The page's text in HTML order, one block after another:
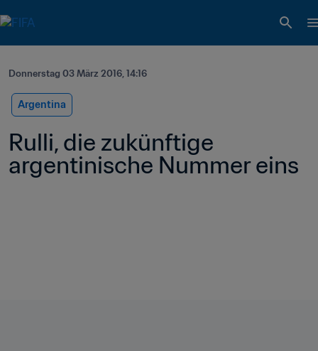
Donnerstag 03 März 2016, 14:16
Argentina
Rulli, die zukünftige
argentinische Nummer eins